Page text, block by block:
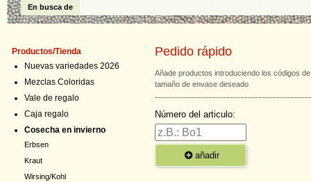
En busca de
Productos/Tienda
Nuevas variedades 2026
Mezclas Coloridas
Vale de regalo
Caja regalo
Cosecha en invierno
Erbsen
Kraut
Wirsing/Kohl
Pedido rápido
Añade productos introduciendo los códigos
tamaño de envase deseado
Número del articulo:
añadir